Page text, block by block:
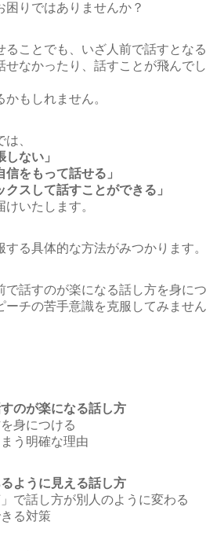
困りではありませんか？
ることでも、いざ人前で話すとなる
せなかったり、話すことが飛んでし
もしれません。
、
しない」
信をもって話せる」
クスして話すことができる」
いたします。
る具体的な方法がみつかります。
で話すのが楽になる話し方を身につ
ーチの苦手意識を克服してみません
のが楽になる話し方
身につける
う明確な理由
ように見える話し方
で話し方が別人のように変わる
る対策